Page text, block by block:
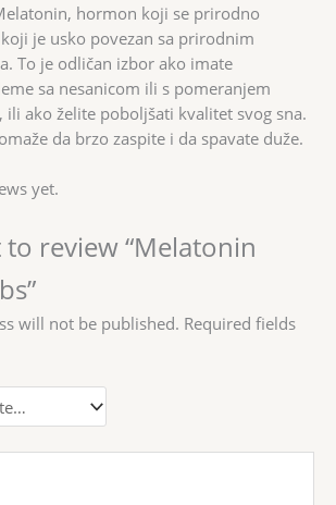
hormon koji se prirodno
je usko povezan sa prirodnim
To je odličan izbor ako imate
sa nesanicom ili s pomeranjem
ili ako želite poboljšati kvalitet svog sna.
da brzo zaspite i da spavate duže.
yet.
review “Melatonin
will not be published. Required fields